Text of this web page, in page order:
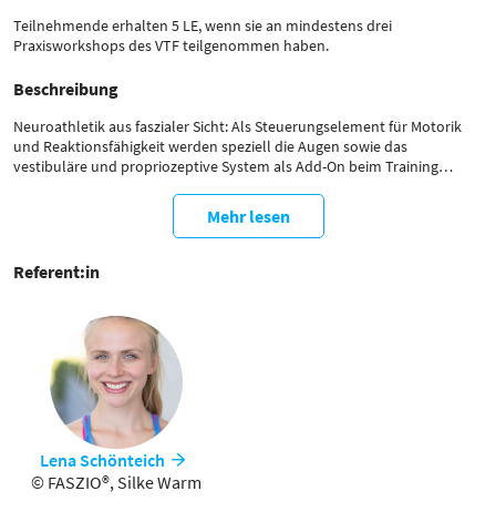
Teilnehmende erhalten 5 LE, wenn sie an mindestens drei
Praxisworkshops des VTF teilgenommen haben.
Beschreibung
Neuroathletik aus faszialer Sicht: Als Steuerungselement für Motorik
und Reaktionsfähigkeit werden speziell die Augen sowie das
vestibuläre und propriozeptive System als Add-On beim Training
Bewegungspotenzial freizuschalten. Gleichgewichts-, Koordinations-
und Fitnessübungen werden so durch schlaues Gehirn-Jogging
Anforderungen zu reagieren.
Mehr lesen
Referent:in
Lena Schönteich
© FASZIO®, Silke Warm